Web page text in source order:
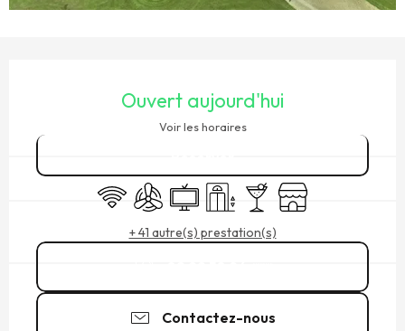
Ouvert aujourd'hui
Voir les horaires
WiFi
Air conditionné
TélévisionAscenseurBar / Buvette
Boutique
+ 41 autre(s) prestation(s)
Contactez-nous